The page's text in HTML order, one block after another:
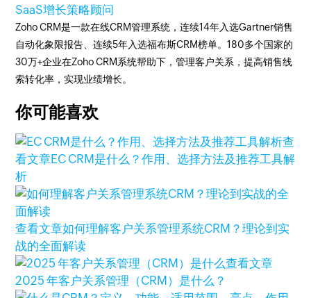
SaaS增长策略顾问
Zoho CRM是一款在线CRM管理系统，连续14年入选Gartner销售
自动化象限报告、连续5年入选福布斯CRM榜单。180多个国家的
30万+企业在Zoho CRM系统帮助下，管理客户关系，提高销售线
索转化率，实现业绩增长。
你可能喜欢
查
看文章EC CRM是什么？作用、选择方法及推荐工具解
析
查看文章如何理解客户关系管理系统CRM？理论到实
战的全面解读
查看文章
2025 年客户关系管理（CRM）是什么？